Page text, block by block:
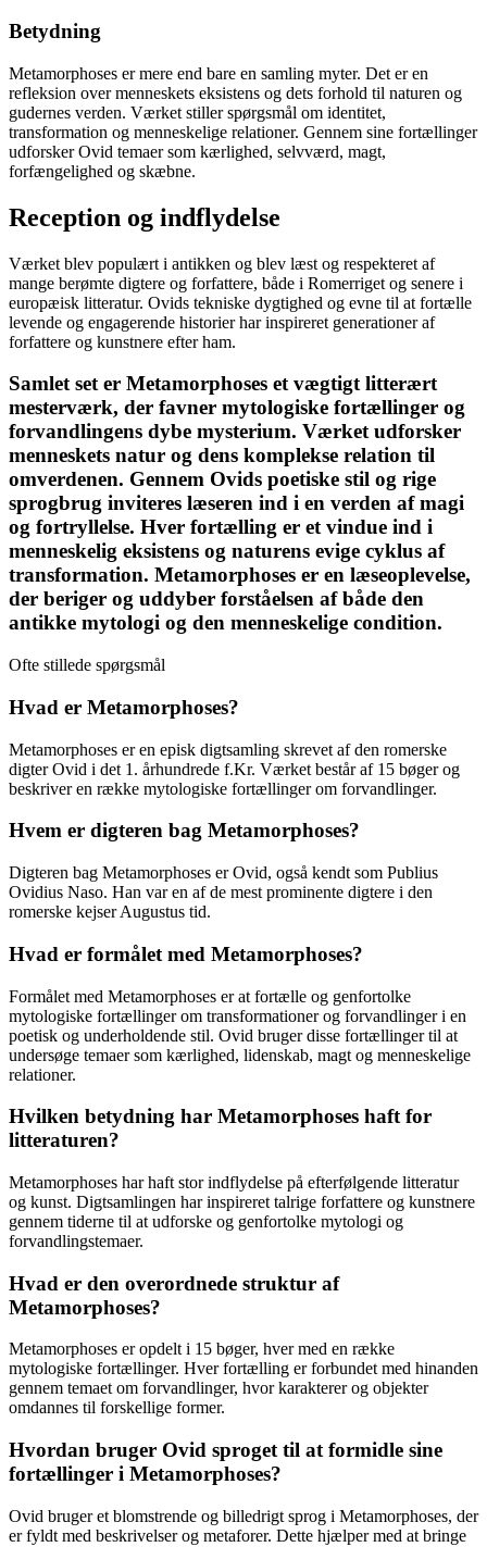
Betydning
Metamorphoses er mere end bare en samling myter. Det er en
refleksion over menneskets eksistens og dets forhold til naturen og
gudernes verden. Værket stiller spørgsmål om identitet,
transformation og menneskelige relationer. Gennem sine fortællinger
udforsker Ovid temaer som kærlighed, selvværd, magt,
forfængelighed og skæbne.
Reception og indflydelse
Værket blev populært i antikken og blev læst og respekteret af
mange berømte digtere og forfattere, både i Romerriget og senere i
europæisk litteratur. Ovids tekniske dygtighed og evne til at fortælle
levende og engagerende historier har inspireret generationer af
forfattere og kunstnere efter ham.
Samlet set er Metamorphoses et vægtigt litterært
mesterværk, der favner mytologiske fortællinger og
forvandlingens dybe mysterium. Værket udforsker
menneskets natur og dens komplekse relation til
omverdenen. Gennem Ovids poetiske stil og rige
sprogbrug inviteres læseren ind i en verden af magi
og fortryllelse. Hver fortælling er et vindue ind i
menneskelig eksistens og naturens evige cyklus af
transformation. Metamorphoses er en læseoplevelse,
der beriger og uddyber forståelsen af både den
antikke mytologi og den menneskelige condition.
Ofte stillede spørgsmål
Hvad er Metamorphoses?
Metamorphoses er en episk digtsamling skrevet af den romerske
digter Ovid i det 1. århundrede f.Kr. Værket består af 15 bøger og
beskriver en række mytologiske fortællinger om forvandlinger.
Hvem er digteren bag Metamorphoses?
Digteren bag Metamorphoses er Ovid, også kendt som Publius
Ovidius Naso. Han var en af de mest prominente digtere i den
romerske kejser Augustus tid.
Hvad er formålet med Metamorphoses?
Formålet med Metamorphoses er at fortælle og genfortolke
mytologiske fortællinger om transformationer og forvandlinger i en
poetisk og underholdende stil. Ovid bruger disse fortællinger til at
undersøge temaer som kærlighed, lidenskab, magt og menneskelige
relationer.
Hvilken betydning har Metamorphoses haft for
litteraturen?
Metamorphoses har haft stor indflydelse på efterfølgende litteratur
og kunst. Digtsamlingen har inspireret talrige forfattere og kunstnere
gennem tiderne til at udforske og genfortolke mytologi og
forvandlingstemaer.
Hvad er den overordnede struktur af
Metamorphoses?
Metamorphoses er opdelt i 15 bøger, hver med en række
mytologiske fortællinger. Hver fortælling er forbundet med hinanden
gennem temaet om forvandlinger, hvor karakterer og objekter
omdannes til forskellige former.
Hvordan bruger Ovid sproget til at formidle sine
fortællinger i Metamorphoses?
Ovid bruger et blomstrende og billedrigt sprog i Metamorphoses, der
er fyldt med beskrivelser og metaforer. Dette hjælper med at bringe